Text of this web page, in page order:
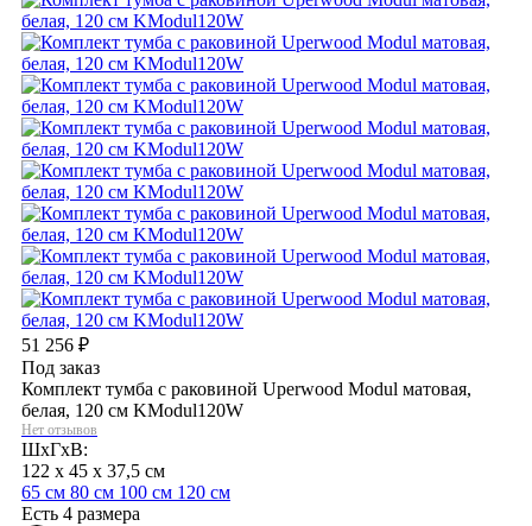
51 256 ₽
Под заказ
Комплект тумба с раковиной Uperwood Modul матовая,
белая, 120 см KModul120W
Нет отзывов
ШхГхВ:
122 x 45 x 37,5 см
65 см 80 см 100 см 120 см
Есть 4 размера